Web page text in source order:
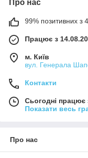
Про нас
99% позитивних з
Працює з
м. Київ
вул. Генерала
Контакти
Сьогодні працює
Показати весь
Про нас